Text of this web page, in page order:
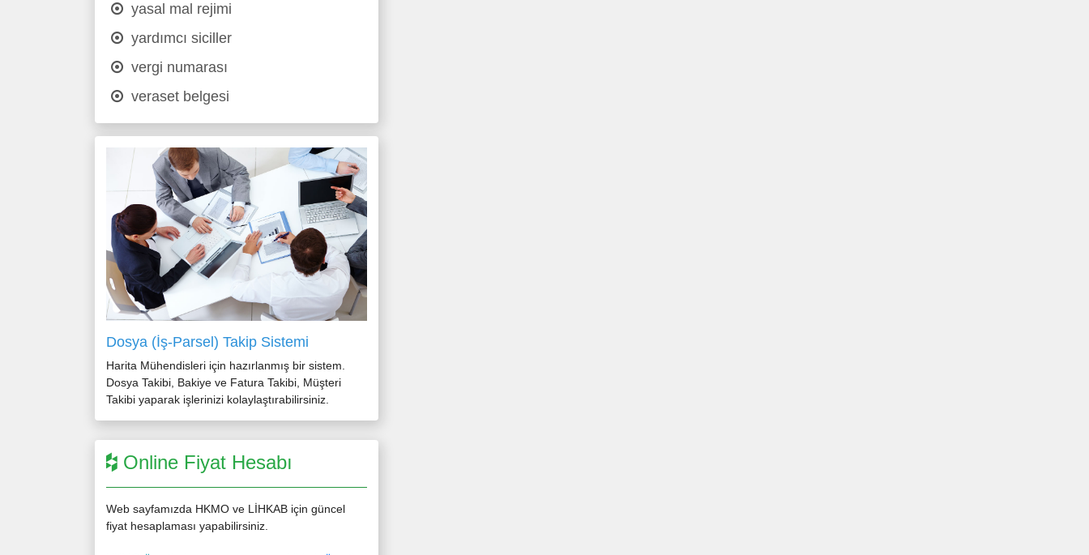
yasal mal rejimi
yardımcı siciller
vergi numarası
veraset belgesi
Dosya (İş-Parsel) Takip Sistemi
Harita Mühendisleri için hazırlanmış bir sistem.
Dosya Takibi, Bakiye ve Fatura Takibi, Müşteri
Takibi yaparak işlerinizi kolaylaştırabilirsiniz.
Online Fiyat Hesabı
Web sayfamızda HKMO ve LİHKAB için güncel
fiyat hesaplaması yapabilirsiniz.